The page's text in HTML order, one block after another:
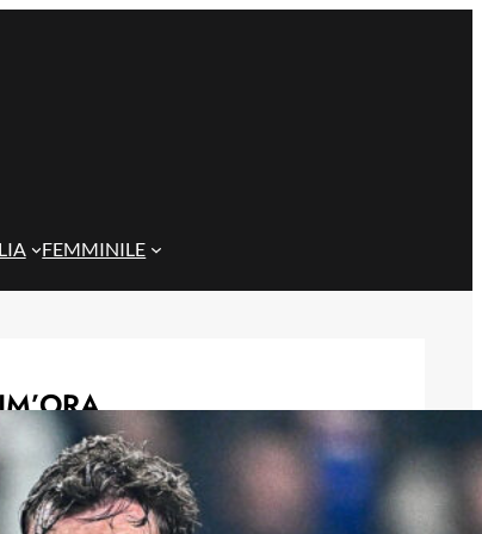
FEMMINILE
Gazzi e il legame con Bari: “Sempre
nel mio cuore, spero si rialzi presto”
29 Maggio 2026